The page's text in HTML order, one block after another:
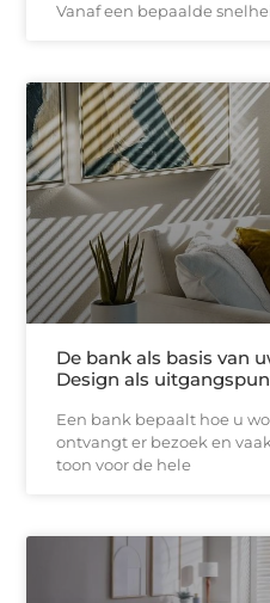
Vanaf een bepaalde
De bank als basis van
Design als
Een bank bepaalt hoe u
ontvangt er bezoek en
toon voor de hele